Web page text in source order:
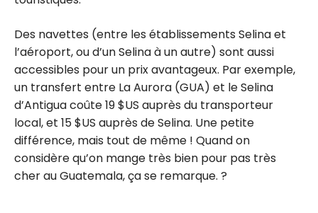
Des navettes (entre les établissements Selina et
l’aéroport, ou d’un Selina à un autre) sont aussi
accessibles pour un prix avantageux. Par exemple,
un transfert entre La Aurora (GUA) et le Selina
d’Antigua coûte 19 $US auprès du transporteur
local, et 15 $US auprès de Selina. Une petite
différence, mais tout de même ! Quand on
considère qu’on mange très bien pour pas très
cher au Guatemala, ça se remarque. ?